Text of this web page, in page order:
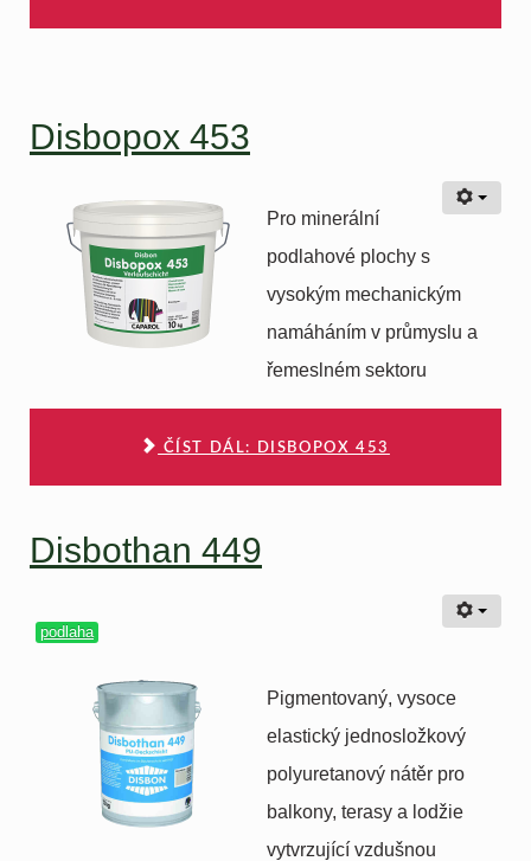
Disbopox 453
Pro minerální
podlahové plochy s
vysokým mechanickým
namáháním v průmyslu a
řemeslném sektoru
ČÍST DÁL: DISBOPOX 453
Disbothan 449
podlaha
Pigmentovaný, vysoce
elastický jednosložkový
polyuretanový nátěr pro
balkony, terasy a lodžie
vytvrzující vzdušnou